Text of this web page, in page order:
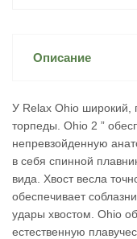
Описание
У Relax Ohio широкий,
торпеды. Ohio 2 ”
непревзойденную
в себя спинной
вида. Хвост весла
обеспечивает
удары хвостом. Ohio
естественную